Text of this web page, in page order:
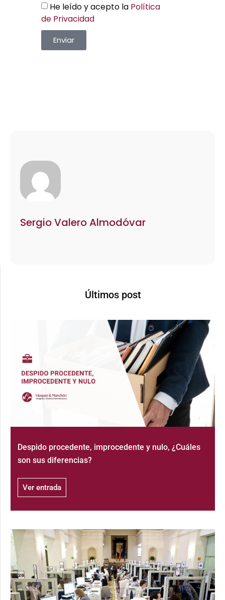
He leído y acepto la Política
de Privacidad
Enviar
Sergio Valero Almodóvar
Últimos post
Despido procedente, improcedente y nulo, ¿Cuáles
son sus diferencias?
Ver entrada